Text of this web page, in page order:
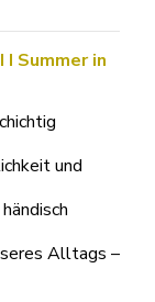
Summer in
und
Alltags –